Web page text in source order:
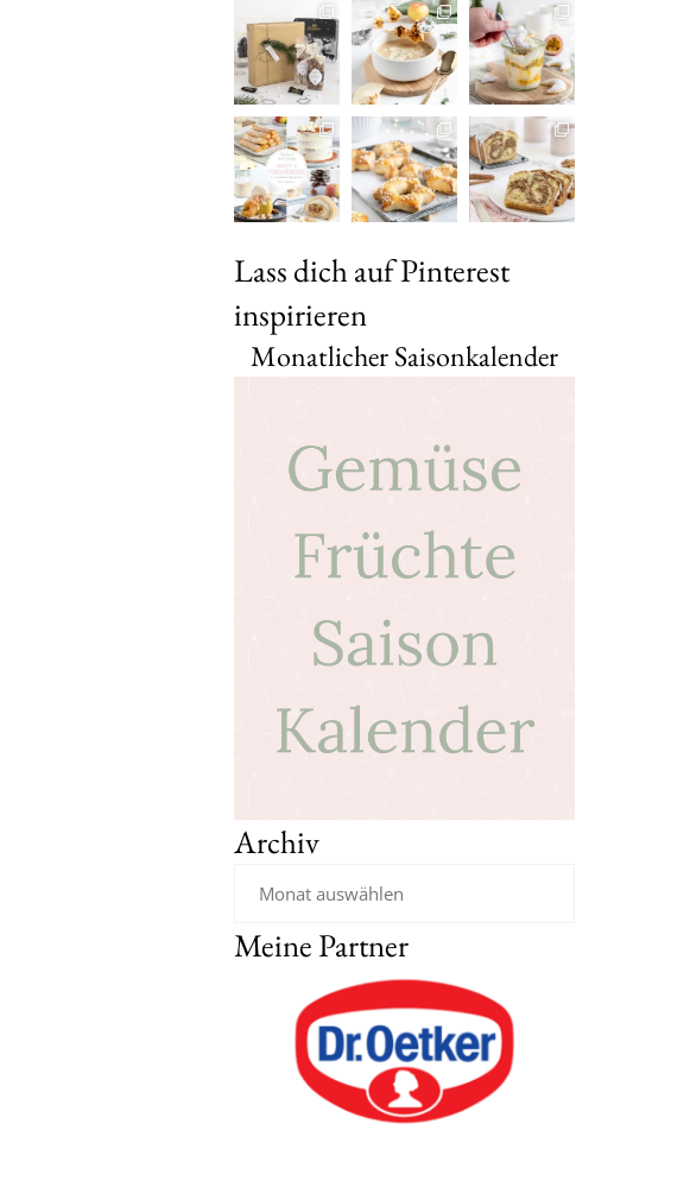
Lass dich auf Pinterest
inspirieren
Monatlicher Saisonkalender
Archiv
Meine Partner